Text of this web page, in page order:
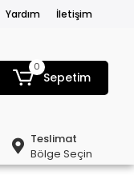
Yardım İletişim
0
Sepetim
Teslimat
Bölge Seçin